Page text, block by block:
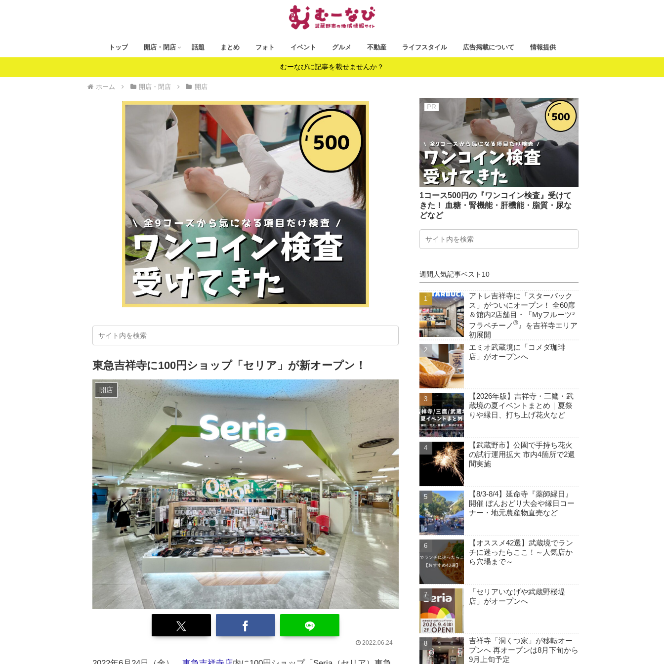
トップ 開店・閉店 話題 まとめ フォト イベント グルメ 不動産 ライフスタイル 広告掲載について 情報提供
むーなびに記事を載せませんか？
ホーム 開店・閉店 開店
東急吉祥寺に100円ショップ「セリア」が新オープン！
開店
2022.06.24
1コース500円の『ワンコイン検査』受けて
きた！ 血糖・腎機能・肝機能・脂質・尿な
どなど
週間人気記事ベスト10
アトレ吉祥寺に「スターバック
ス」がついにオープン！ 全60席
＆館内2店舗目・『Myフルーツ³
フラペチーノ ®』を吉祥寺エリア
初展開
エミオ武蔵境に「コメダ珈琲
店」がオープンへ
【2026年版】吉祥寺・三鷹・武
蔵境の夏イベントまとめ｜夏祭
りや縁日、打ち上げ花火など
【武蔵野市】公園で手持ち花火
の試行運用拡大 市内4箇所で2週
間実施
【8/3-8/4】延命寺『薬師縁日』
開催 ぼんおどり大会や縁日コー
ナー・地元農産物直売など
【オススメ42選】武蔵境でラン
チに迷ったらここ！～人気店か
ら穴場まで～
「セリアいなげや武蔵野桜堤
店」がオープンへ
吉祥寺「洞くつ家」が移転オー
プンへ 再オープンは8月下旬から
9月上旬予定